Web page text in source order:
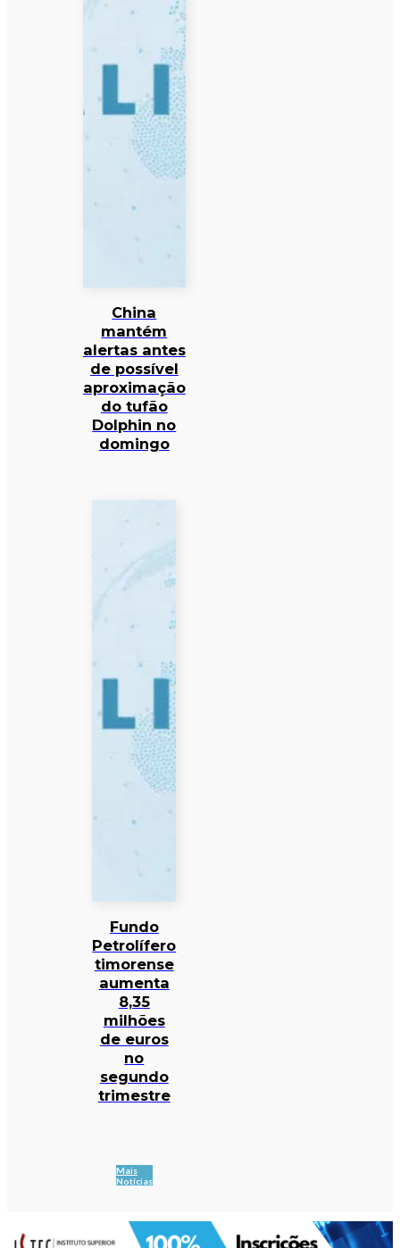
China
mantém
alertas antes
de possível
aproximação
do tufão
Dolphin no
domingo
Fundo
Petrolífero
timorense
aumenta
8,35
milhões
de euros
no
segundo
trimestre
Mais
Notícias